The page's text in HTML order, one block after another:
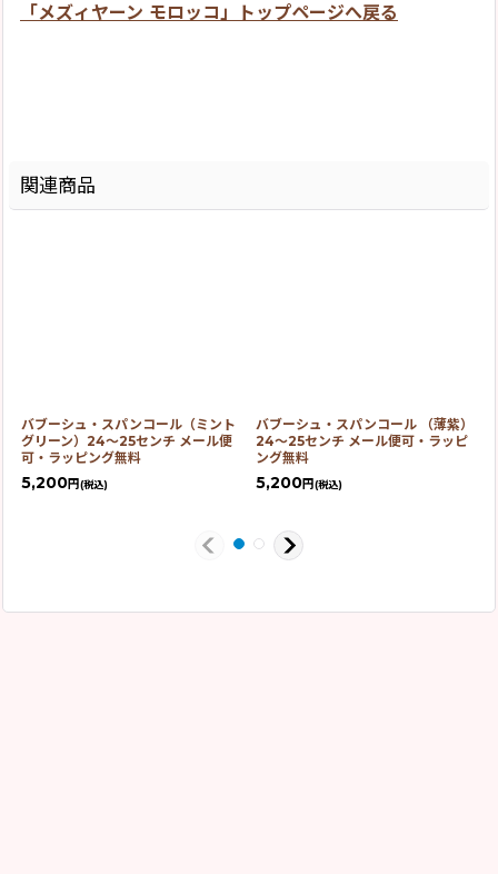
「メズィヤーン モロッコ」トップページへ戻る
関連商品
バブーシュ・スパンコール（ミント
グリーン）24〜25センチ メール便
可・ラッピング無料
5,200円(税込)
バブーシュ・スパンコール （薄紫）
24〜25センチ メール便可・ラッピ
ング無料
5,200円(税込)